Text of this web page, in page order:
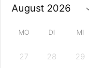
MO DI MI
27 28 29